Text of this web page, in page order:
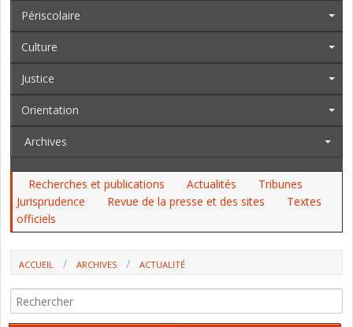
Périscolaire
Culture
Justice
Orientation
Archives
Recherches et publications Actualités
Tribunes
Jurisprudence
Revue de la presse et des sites
Textes
officiels
ACCUEIL ARCHIVES
ACTUALITÉ
VALLAUD-BELKACEM, J.-M. BLANQUER ET Y. SOUIDI